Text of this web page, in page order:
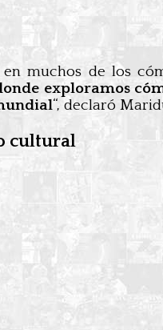
muchos de los
exploramos
“, declaró
cultural